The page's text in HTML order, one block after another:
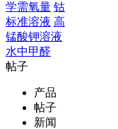
学需氧量 钴
标准溶液 高
锰酸钾溶液
水中甲醛
帖子
产品
帖子
新闻